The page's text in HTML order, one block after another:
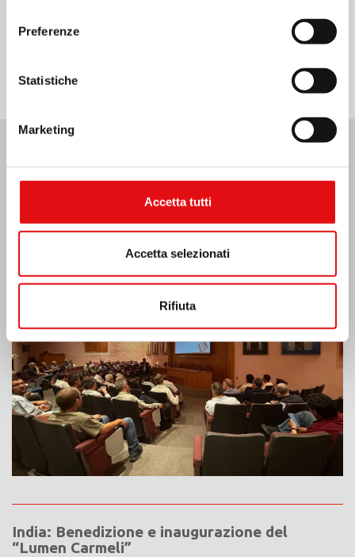
Preferenze
Statistiche
Marketing
Accetta tutti
Accetta selezionati
Rifiuta
Condividi su:
Ultime Notizie:
MESSICO: ASSEMBLEA PLENARIA OCD
India: Benedizione e inaugurazione del
“Lumen Carmeli”